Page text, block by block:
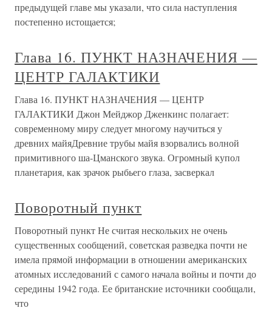
предыдущей главе мы указали, что сила наступления
постепенно истощается;
Глава 16. ПУНКТ НАЗНАЧЕНИЯ —
ЦЕНТР ГАЛАКТИКИ
Глава 16. ПУНКТ НАЗНАЧЕНИЯ — ЦЕНТР
ГАЛАКТИКИ Джон Мейджор Дженкинс полагает:
современному миру следует многому научиться у
древних майяДревние трубы майя взорвались волной
примитивного ша-Цманского звука. Огромный купол
планетария, как зрачок рыбьего глаза, засверкал
Поворотный пункт
Поворотный пункт Не считая нескольких не очень
существенных сообщений, советская разведка почти не
имела прямой информации в отношении американских
атомных исследований с самого начала войны и почти до
середины 1942 года. Ее британские источники сообщали,
что